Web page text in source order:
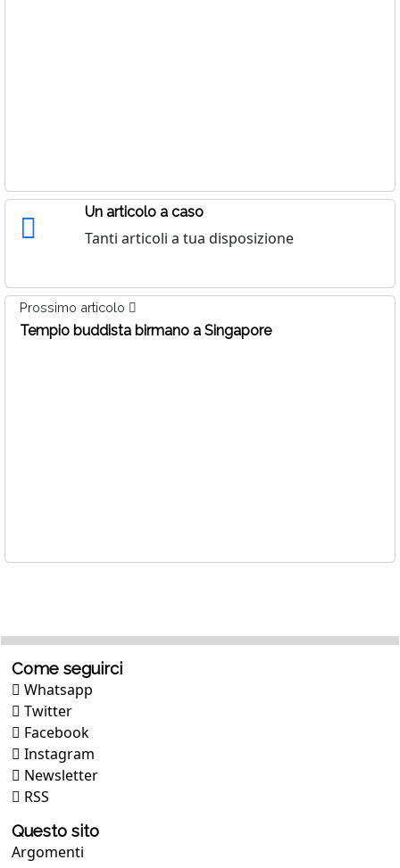
Un articolo a caso
Tanti articoli a tua disposizione
Prossimo articolo
Tempio buddista birmano a Singapore
Come seguirci
Whatsapp
Twitter
Facebook
Instagram
Newsletter
RSS
Questo sito
Argomenti